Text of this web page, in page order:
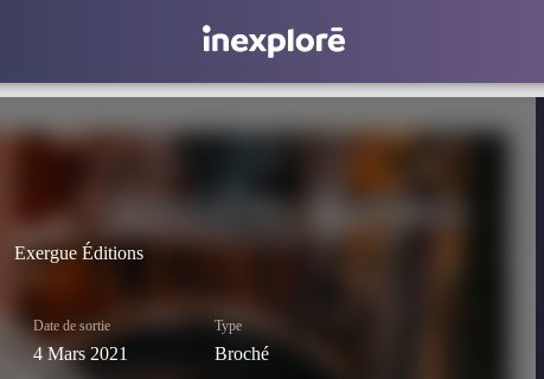
Exergue Éditions
Date de sortie
4 Mars 2021
Type
Broché